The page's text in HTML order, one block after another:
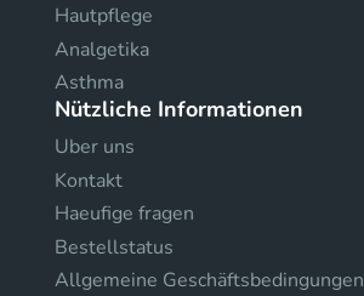
Hautpflege
Analgetika
Asthma
Nützliche Informationen
Uber uns
Kontakt
Haeufige fragen
Bestellstatus
Allgemeine Geschäftsbedingungen